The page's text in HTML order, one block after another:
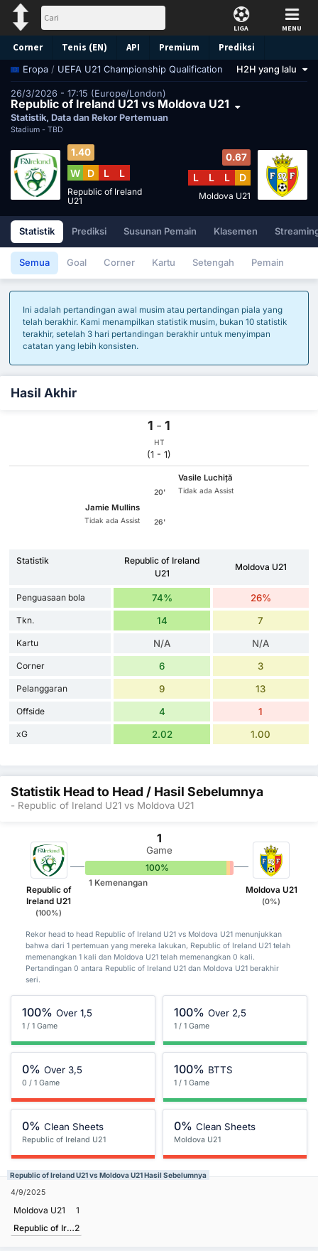
LIGA MENU
Corner Tenis (EN) API Premium Prediksi
Eropa / UEFA U21 Championship Qualification H2H yang lalu
26/3/2026 - 17:15 (Europe/London)
Republic of Ireland U21 vs Moldova U21
Statistik, Data dan Rekor Pertemuan
Stadium - TBD
1.40
W D L L
Republic of Ireland
U21
0.67
L L L D
Moldova U21
Statistik Prediksi Susunan Pemain Klasemen
Semua Goal Corner Kartu Setengah Pemain
Ini adalah pertandingan awal musim atau pertandingan piala yang
telah berakhir. Kami menampilkan statistik musim, bukan 10 statistik
terakhir, setelah 3 hari pertandingan berakhir untuk menyimpan
catatan yang lebih konsisten.
Hasil Akhir
1 - 1
HT
(1 - 1)
20'
Vasile Luchiță
Tidak ada Assist
Jamie Mullins
Tidak ada Assist 26'
Statistik
Republic of Ireland
U21
Moldova U21
Penguasaan bola 74% 26%
Tkn. 14 7
Kartu N/A N/A
Corner 6 3
Pelanggaran 9 13
Offside 4 1
xG 2.02 1.00
Statistik Head to Head / Hasil Sebelumnya
- Republic of Ireland U21 vs Moldova U21
Republic of
Ireland U21
(100%)
1
Game
100% 0%
0%
1 Kemenangan
Moldova U21
(0%)
Rekor head to head Republic of Ireland U21 vs Moldova U21 menunjukkan
bahwa dari 1 pertemuan yang mereka lakukan, Republic of Ireland U21 telah
memenangkan 1 kali dan Moldova U21 telah memenangkan 0 kali.
Pertandingan 0 antara Republic of Ireland U21 dan Moldova U21 berakhir
seri.
100% Over 1,5
1 / 1 Game
100% Over 2,5
1 / 1 Game
0% Over 3,5
0 / 1 Game
100% BTTS
1 / 1 Game
0% Clean Sheets
Republic of Ireland U21
0% Clean Sheets
Moldova U21
Republic of Ireland U21 vs Moldova U21 Hasil Sebelumnya
4/9/2025
Moldova U21
1
Republic of Ireland U212